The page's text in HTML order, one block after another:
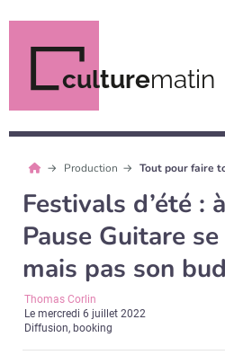
culturematin
Production Tout pour faire
Festivals d’été :
Pause Guitare
mais pas son
Thomas Corlin
Lemercredi 6 juillet 2022
Diffusion, booking